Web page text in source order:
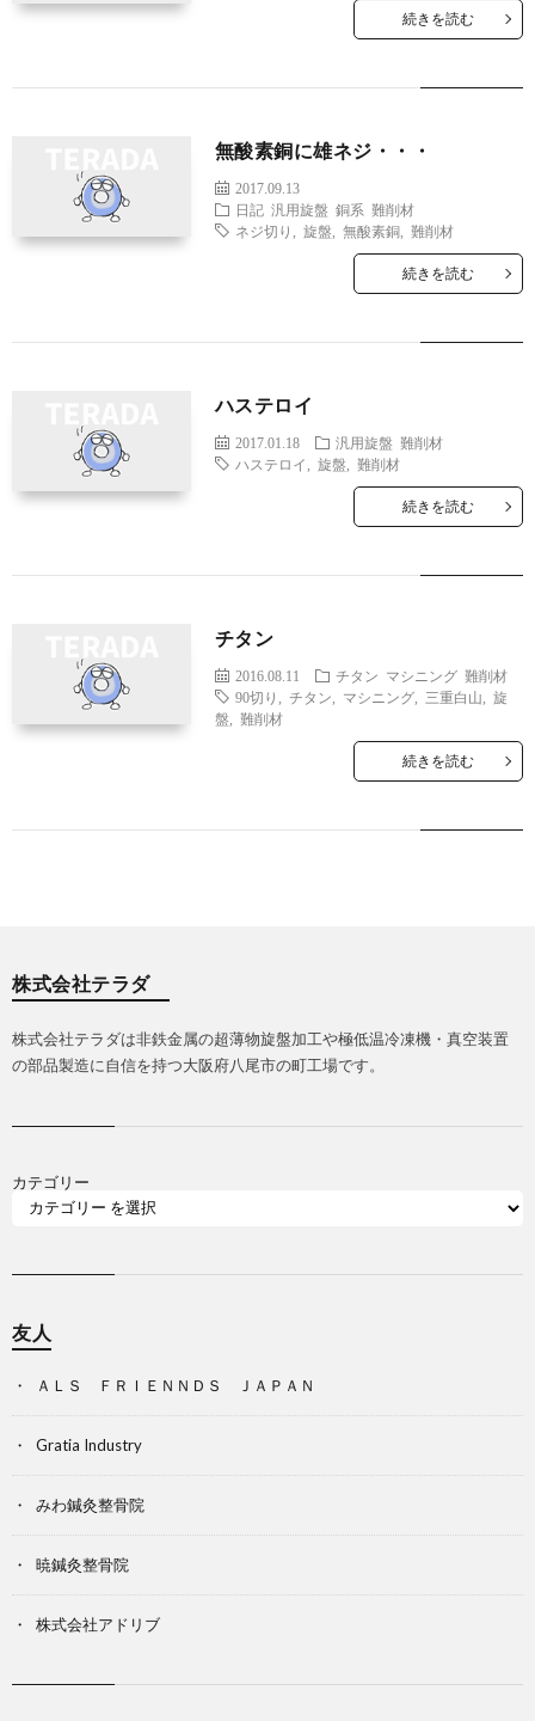
続きを読む
無酸素銅に雄ネジ・・・
2017.09.13
日記 汎用旋盤 銅系 難削材
ネジ切り
旋盤 無酸素銅, 難削材
続きを読む
ハステロイ
2017.01.18 汎用旋盤 難削材
ハステロイ
旋盤 難削材
続きを読む
チタン
2016.08.11 チタン マシニング 難削材
90切り
チタン マシニング, 三重白山
旋
盤
難削材
続きを読む
株式会社テラダ
株式会社テラダは非鉄金属の超薄物旋盤加工や極低温冷凍機・真空装置
の部品製造に自信を持つ大阪府八尾市の町工場です。
カテゴリー
友人
ＡＬＳ ＦＲＩＥＮＮＤＳ ＪＡＰＡＮ
Gratia Industry
みわ鍼灸整骨院
暁鍼灸整骨院
株式会社アドリブ